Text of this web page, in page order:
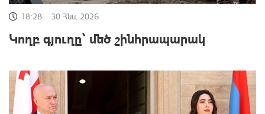
18:28 30 Հնս, 2026
Կողբ գյուղը՝ մեծ շինհրապարակ